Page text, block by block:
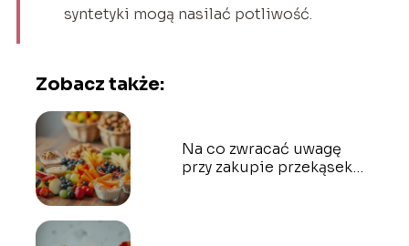
syntetyki mogą nasilać potliwość.
Zobacz także:
Na co zwracać uwagę
przy zakupie przekąsek